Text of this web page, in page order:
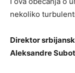
nekoliko
Direktor
Aleksandre